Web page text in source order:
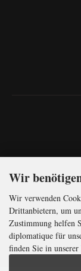
Wir
Wir verwenden
Drittanbietern, um
Zustimmung helfen
diplomatique für
finden Sie in